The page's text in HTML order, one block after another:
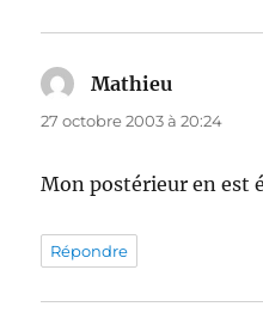
Mathieu
27 octobre 2003 à 20:24
Mon postérieur en est
Répondre